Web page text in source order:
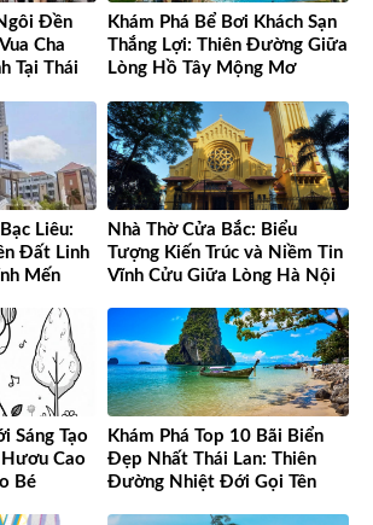
Đền
Cha
Tại Thái
Khám Phá Bể Bơi Khách Sạn
Thắng Lợi: Thiên Đường Giữa
Lòng Hồ Tây Mộng Mơ
Liêu:
Đất Linh
Mến
Nhà Thờ Cửa Bắc: Biểu
Tượng Kiến Trúc và Niềm Tin
Vĩnh Cửu Giữa Lòng Hà Nội
Sáng Tạo
Cao
Bé
Khám Phá Top 10 Bãi Biển
Đẹp Nhất Thái Lan: Thiên
Đường Nhiệt Đới Gọi Tên